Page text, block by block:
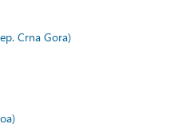
Crna Gora)